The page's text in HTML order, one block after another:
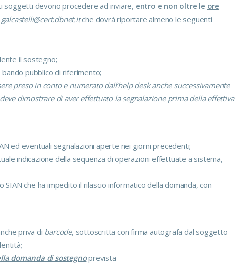
soggetti devono procedere ad inviare, entro e non oltre le ore
galcastelli@cert.dbnet.itche dovrà riportare almeno le seguenti
il sostegno;
pubblico di riferimento;
preso in conto e numerato dall’help desk anche successivamente
dimostrare di aver effettuato la segnalazione prima della effettiva
ed eventuali segnalazioni aperte nei giorni precedenti;
indicazione della sequenza di operazioni effettuate a sistema,
che ha impedito il rilascio informatico della domanda, con
priva di barcode, sottoscritta con firma autografa dal soggetto
domanda di sostegnoprevista